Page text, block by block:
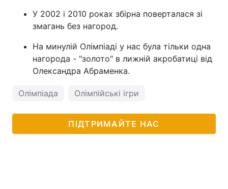
У 2002 і 2010 роках збірна поверталася зі
змагань без нагород.
На минулій Олімпіаді у нас була тільки одна
нагорода - "золото" в лижній акробатиці від
Олександра Абраменка.
Олімпіада Олімпійські ігри
ПІДТРИМАЙТЕ НАС